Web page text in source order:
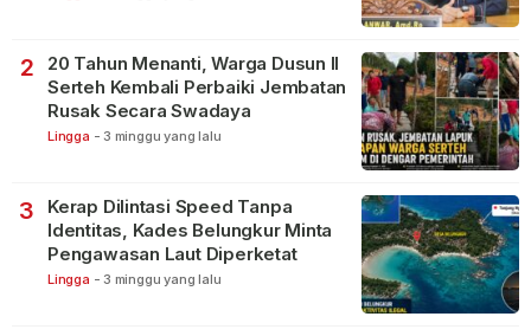
2
20 Tahun Menanti, Warga Dusun II
Serteh Kembali Perbaiki Jembatan
Rusak Secara Swadaya
Lingga - 3 minggu yang lalu
3
Kerap Dilintasi Speed Tanpa
Identitas, Kades Belungkur Minta
Pengawasan Laut Diperketat
Lingga - 3 minggu yang lalu